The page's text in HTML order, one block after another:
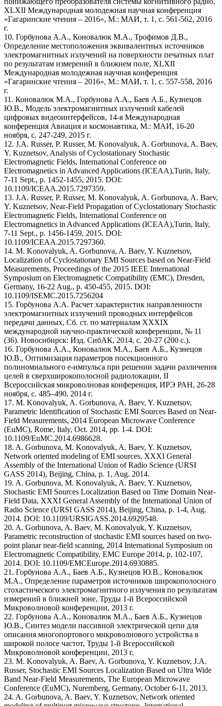
XLXII Международная молодежная научная конференция
«Гагаринские чтения – 2016», М.: МАИ, т. 1, с. 561-562, 2016
г.
10. Горбунова А.А., Коновалюк М.А., Трофимов Д.В.,
Определение местоположения эквивалентных источников
электромагнитных излучений на поверхности печатных плат
по результатам измерений в ближнем поле, XLXII
Международная молодежная научная конференция
«Гагаринские чтения – 2016», М.: МАИ, т. 1, с. 557-558, 2016
г.
11. Коновалюк М.А., Горбунова А.А., Баев А.Б., Кузнецов
Ю.В., Модель электромагнитных излучений кабелей
цифровых видеоинтерфейсов, 14-я Международная
конференция Авиация и космонавтика, М.: МАИ, 16-20
ноября, с. 247-249, 2015 г.
12. J.A. Russer, P. Russer, M. Konovalyuk, A. Gorbunova, A. Baev,
Y. Kuznetsov, Analysis of Cyclostationary Stochastic
Electromagnetic Fields, International Conference on
Electromagnetics in Advanced Applications (ICEAA),Turin, Italy,
7-11 Sept., p. 1452-1455, 2015. DOI:
10.1109/ICEAA.2015.7297359.
13. J.A. Russer, P. Russer, M. Konovalyuk, A. Gorbunova, A. Baev,
Y. Kuznetsov, Near-Field Propagation of Cyclostationary Stochastic
Electromagnetic Fields, International Conference on
Electromagnetics in Advanced Applications (ICEAA),Turin, Italy,
7-11 Sept., p. 1456-1459, 2015. DOI:
10.1109/ICEAA.2015.7297360.
14. M. Konovalyuk, A. Gorbunova, A. Baev, Y. Kuznetsov,
Localization of Cyclostationary EMI Sources based on Near-Field
Measurements, Proceedings of the 2015 IEEE International
Symposium on Electromagnetic Compatibility (EMC), Dresden,
Germany, 16-22 Aug., p. 450-455, 2015. DOI:
10.1109/ISEMC.2015.7256204
15. Горбунова А.А. Расчет характеристик направленности
электромагнитных излучений проводных интерфейсов
передачи данных, Сб. ст. по материалам XXХIX
международной научно-практической конференции, № 11
(36). Новосибирск: Изд. СибАК, 2014, с. 20-27 (200 с.).
16. Горбунова А.А., Коновалюк М.А., Баев А.Б., Кузнецов
Ю.В., Оптимизация параметров посекционного
полиномиального е-импульса при решении задачи различения
целей в сверхширокополосной радиолокации, II
Всероссийская микроволновая конференция, ИРЭ РАН, 26-28
ноября, с. 485–490, 2014 г.
17. M. Konovalyuk, A. Gorbunova, A. Baev, Y. Kuznetsov,
Parametric Identification of Stochastic EMI Sources Based on Near-
Field Measurements, 2014 European Microwave Conference
(EuMC), Rome, Italy, Oct. 2014, pp. 1-4. DOI:
10.1109/EuMC.2014.6986628.
18. A. Gorbunova, M. Konovalyuk, A. Baev, Y. Kuznetsov,
Network oriented modeling of EMI sources, XXXI General
Assembly of the International Union of Radio Science (URSI
GASS 2014), Beijing, China, p. 1, Aug. 2014.
19. A. Gorbunova, M. Konovalyuk, A. Baev, Y. Kuznetsov,
Stochastic EMI Sources Localization Based on Time Domain Near-
Field Data, XXXI General Assembly of the International Union of
Radio Science (URSI GASS 2014), Beijing, China, p. 1-4, Aug.
2014. DOI: 10.1109/URSIGASS.2014.6929548.
20. A. Gorbunova, A. Baev, M. Konovalyuk, Y. Kuznetsov,
Parametric reconstruction of stochastic EMI sources based on two-
point planar near-field scanning, 2014 International Symposium on
Electromagnetic Compatibility, EMC Europe 2014, p. 102-107,
2014. DOI: 10.1109/EMCEurope.2014.6930885.
21. Горбунова А.А., Баев А.Б., Кузнецов Ю.В., Коновалюк
М.А., Определение параметров источников широкополосного
стохастического электромагнитного излучения по результатам
измерений в ближней зоне, Труды 1-й Всероссийской
Микроволновой конференции, 2013 г.
22. Горбунова А.А., Коновалюк М.А., Баев А.Б., Кузнецов
Ю.В., Синтез модели пассивной электрической цепи для
описания многопортового микроволнового устройства в
широкой полосе частот, Труды 1-й Всероссийской
Микроволновой конференции, 2013 г.
23. M. Konovalyuk, A. Baev, A. Gorbunova, Y. Kuznetsov, J.A.
Russer, Stochastic EMI Sources Localization Based on Ultra Wide
Band Near-Field Measurements, The European Microwave
Conference (EuMC), Nuremberg, Germany, October 6-11, 2013.
24. A. Gorbunova, A. Baev, Y. Kuznetsov, Network oriented